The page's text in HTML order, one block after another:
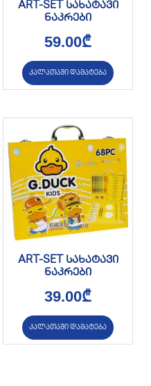
ART-SET სახატავი
ნაკრები
59.00₾
კალათაში დამატება
ART-SET სახატავი
ნაკრები
39.00₾
კალათაში დამატება